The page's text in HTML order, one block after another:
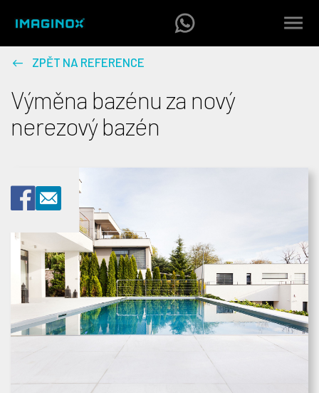
ZPĚT NA REFERENCE
Výměna bazénu za nový
nerezový bazén